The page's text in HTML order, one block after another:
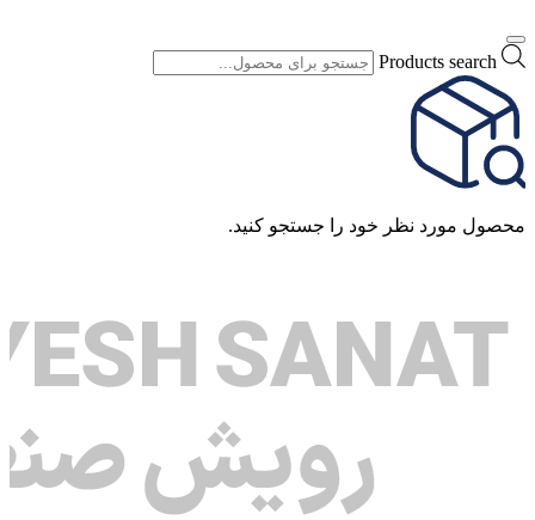
Products search
محصول مورد نظر خود را جستجو کنید.